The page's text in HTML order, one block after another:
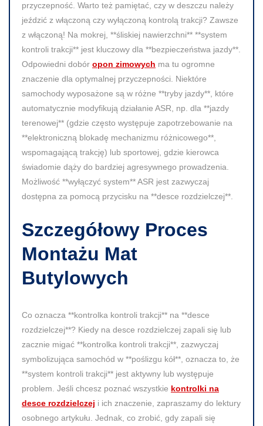
przyczepność. Warto też pamiętać, czy w deszczu należy
jeździć z włączoną czy wyłączoną kontrolą trakcji? Zawsze
z włączoną! Na mokrej, **śliskiej nawierzchni** **system
kontroli trakcji** jest kluczowy dla **bezpieczeństwa jazdy**.
Odpowiedni dobór opon zimowych ma tu ogromne
znaczenie dla optymalnej przyczepności. Niektóre
samochody wyposażone są w różne **tryby jazdy**, które
automatycznie modyfikują działanie ASR, np. dla **jazdy
terenowej** (gdzie często występuje zapotrzebowanie na
**elektroniczną blokadę mechanizmu różnicowego**,
wspomagającą trakcję) lub sportowej, gdzie kierowca
świadomie dąży do bardziej agresywnego prowadzenia.
Możliwość **wyłączyć system** ASR jest zazwyczaj
dostępna za pomocą przycisku na **desce rozdzielczej**.
Szczegółowy Proces
Montażu Mat
Butylowych
Co oznacza **kontrolka kontroli trakcji** na **desce
rozdzielczej**? Kiedy na desce rozdzielczej zapali się lub
zacznie migać **kontrolka kontroli trakcji**, zazwyczaj
symbolizująca samochód w **poślizgu kół**, oznacza to, że
**system kontroli trakcji** jest aktywny lub występuje
problem. Jeśli chcesz poznać wszystkie kontrolki na
desce rozdzielczej i ich znaczenie, zapraszamy do lektury
osobnego artykułu. Jednak, co zrobić, gdy zapali się